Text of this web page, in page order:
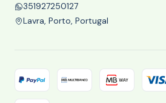
351927250127
Lavra, Porto, Portugal